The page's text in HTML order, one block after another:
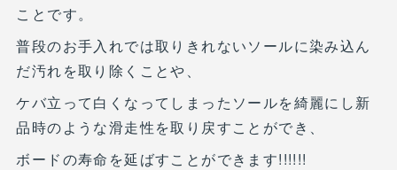
ことです。
普段のお手入れでは取りきれないソールに染み込ん
だ汚れを取り除くことや、
ケバ立って白くなってしまったソールを綺麗にし新
品時のような滑走性を取り戻すことができ、
ボードの寿命を延ばすことができます!!!!!!